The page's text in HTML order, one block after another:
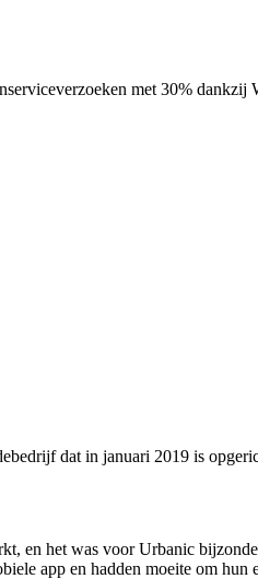
met 30% dankzij
dat in januari 2019 is
en het was voor Urbanic
app en hadden moeite om